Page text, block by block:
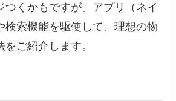
つくかもですが。アプリ（ネイ
検索機能を駆使して、理想の物
ご紹介します。